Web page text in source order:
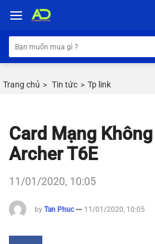
đến
nội
dung
Tìm
kiếm:
Trang chủ > Tin tức > Tp link
Card Mạng
Archer T6E
11/01/2020, 10:05
by Tan Phuc 11/01/2020, 10:05